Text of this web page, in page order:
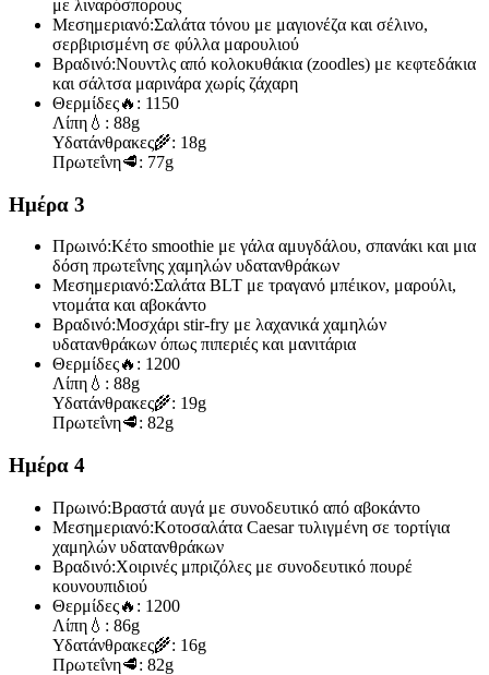
με λιναρόσπορους
Μεσημεριανό:Σαλάτα τόνου με μαγιονέζα και σέλινο,
σερβιρισμένη σε φύλλα μαρουλιού
Βραδινό:Νουντλς από κολοκυθάκια (zoodles) με κεφτεδάκια
και σάλτσα μαρινάρα χωρίς ζάχαρη
Θερμίδες🔥: 1150
Λίπη 💧: 88g
Υδατάνθρακες🌾: 18g
Πρωτεΐνη🥩: 77g
Ημέρα 3
Πρωινό:Κέτο smoothie με γάλα αμυγδάλου, σπανάκι και μια
δόση πρωτεΐνης χαμηλών υδατανθράκων
Μεσημεριανό:Σαλάτα BLT με τραγανό μπέικον, μαρούλι,
ντομάτα και αβοκάντο
Βραδινό:Μοσχάρι stir-fry με λαχανικά χαμηλών
υδατανθράκων όπως πιπεριές και μανιτάρια
Θερμίδες🔥: 1200
Λίπη 💧: 88g
Υδατάνθρακες🌾: 19g
Πρωτεΐνη🥩: 82g
Ημέρα 4
Πρωινό:Βραστά αυγά με συνοδευτικό από αβοκάντο
Μεσημεριανό:Κοτοσαλάτα Caesar τυλιγμένη σε τορτίγια
χαμηλών υδατανθράκων
Βραδινό:Χοιρινές μπριζόλες με συνοδευτικό πουρέ
κουνουπιδιού
Θερμίδες🔥: 1200
Λίπη 💧: 86g
Υδατάνθρακες🌾: 16g
Πρωτεΐνη🥩: 82g